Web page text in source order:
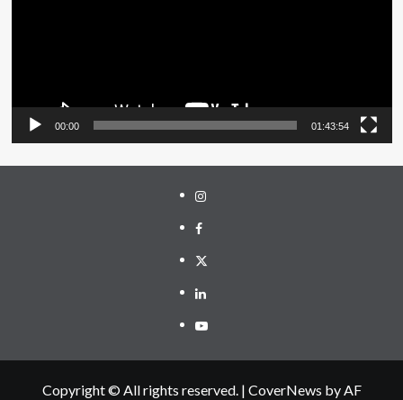
00:00 01:43:54
Instagram
Facebook
Twitter
Linkedin
Youtube
Copyright © All rights reserved. | CoverNews by AF